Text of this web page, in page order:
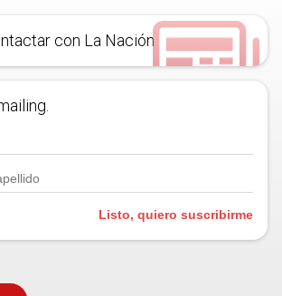
con La Nación
Listo, quiero suscribirme